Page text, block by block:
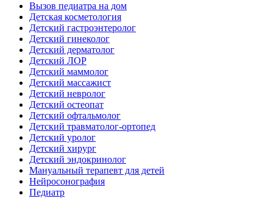
Вызов педиатра на дом
Детская косметология
Детский гастроэнтеролог
Детский гинеколог
Детский дерматолог
Детский ЛОР
Детский маммолог
Детский массажист
Детский невролог
Детский остеопат
Детский офтальмолог
Детский травматолог-ортопед
Детский уролог
Детский хирург
Детский эндокринолог
Мануальный терапевт для детей
Нейросонография
Педиатр